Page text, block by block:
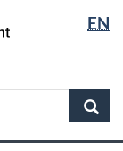
langue
EN
Canada